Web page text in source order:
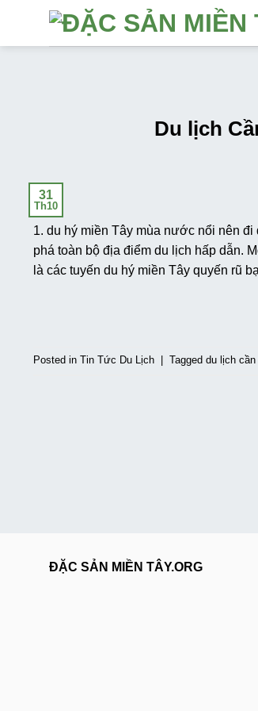
Du lịch
31
Th10
1. du hý miền Tây mùa nước nổi nên
phá toàn bộ địa điểm du lịch hấp dẫn.
là các tuyến du hý miền Tây quyến rũ
Posted in Tin Tức Du Lịch Tagged du lịch
ĐẶC SẢN MIỀN TÂY.ORG